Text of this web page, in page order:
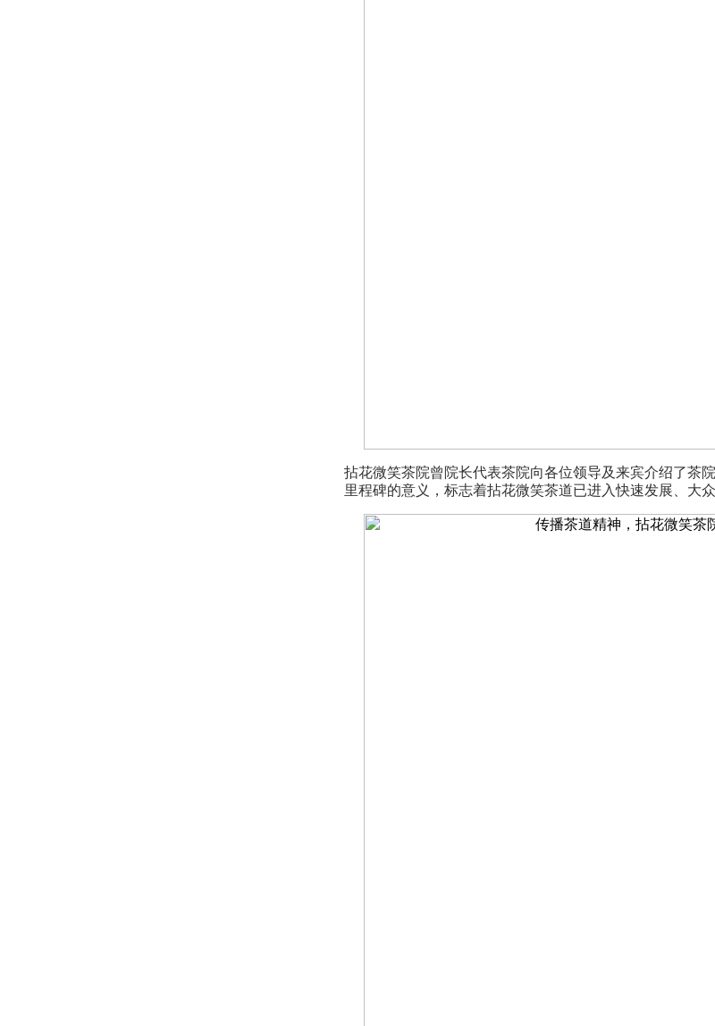
拈花微笑茶院曾院长代表茶院向各位领导及来宾介绍了茶
里程碑的意义，标志着拈花微笑茶道已进入快速发展、大